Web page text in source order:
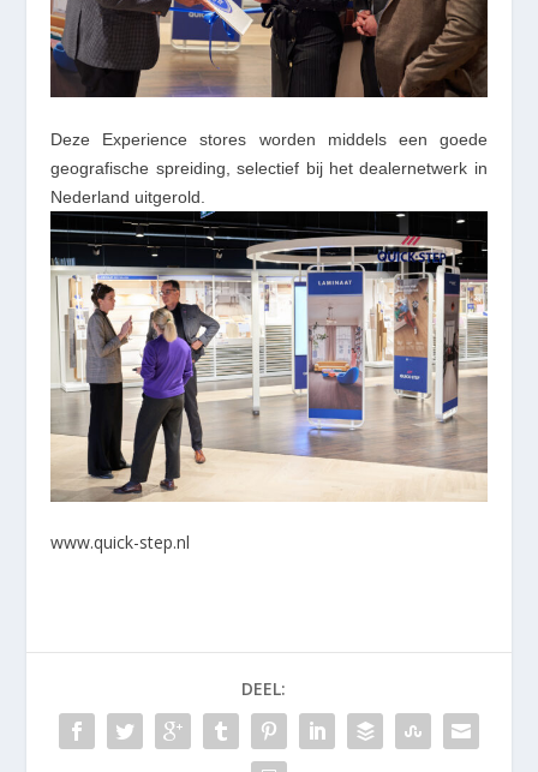
Deze Experience stores worden middels een goede
geografische spreiding, selectief bij het dealernetwerk in
Nederland uitgerold.
www.quick-step.nl
DEEL: